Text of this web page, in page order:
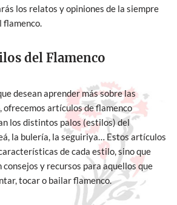
los relatos y opiniones de la siempre
flamenco.
del Flamenco
desean aprender más sobre las
ofrecemos artículos de flamenco
los distintos palos (estilos) del
la bulería, la seguiriya… Estos artículos
de cada estilo, sino que
y recursos para aquellos que
tocar o bailar flamenco.